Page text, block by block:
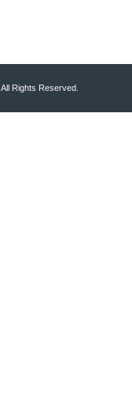
.All Rights Reserved.